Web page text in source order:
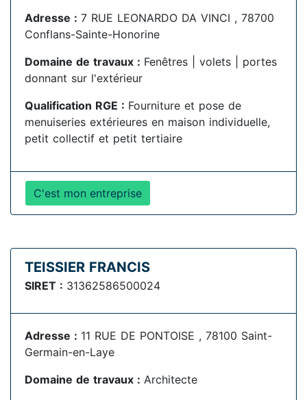
Adresse : 7 RUE LEONARDO DA VINCI , 78700
Conflans-Sainte-Honorine
Domaine de travaux : Fenêtres | volets | portes
donnant sur l'extérieur
Qualification RGE : Fourniture et pose de
menuiseries extérieures en maison individuelle,
petit collectif et petit tertiaire
C'est mon entreprise
TEISSIER FRANCIS
SIRET : 31362586500024
Adresse : 11 RUE DE PONTOISE , 78100 Saint-
Germain-en-Laye
Domaine de travaux : Architecte